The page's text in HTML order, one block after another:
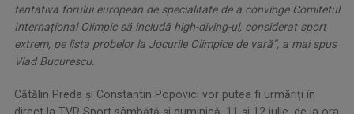
tentativa forului european de specialitate de a convinge Comitetul
Internațional Olimpic să includă high-diving-ul, considerat sport
extrem, pe lista probelor la Jocurile Olimpice de vară”, a mai spus
Vlad Bucurescu.
Cătălin Preda și Constantin Popovici vor putea fi urmăriți în